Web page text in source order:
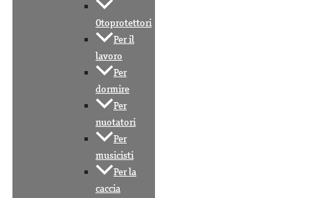
Otoprotettori
Per il
lavoro
Per
dormire
Per
nuotatori
Per
musicisti
Per la
caccia